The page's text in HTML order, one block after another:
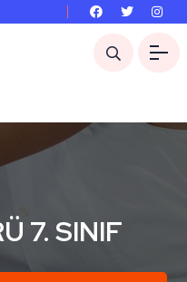
7. SINIF